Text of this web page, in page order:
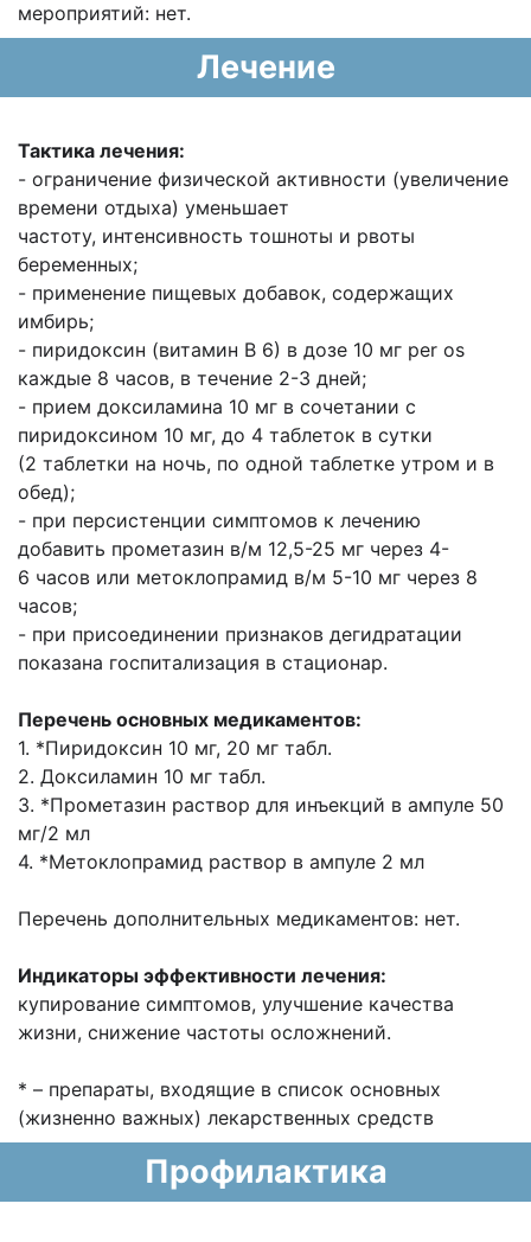
мероприятий: нет.
Лечение
Тактика лечения:
- ограничение физической активности (увеличение
времени отдыха) уменьшает
частоту, интенсивность тошноты и рвоты
беременных;
- применение пищевых добавок, содержащих
имбирь;
- пиридоксин (витамин В 6) в дозе 10 мг per os
каждые 8 часов, в течение 2-3 дней;
- прием доксиламина 10 мг в сочетании с
пиридоксином 10 мг, до 4 таблеток в сутки
(2 таблетки на ночь, по одной таблетке утром и в
обед);
- при персистенции симптомов к лечению
добавить прометазин в/м 12,5-25 мг через 4-
6 часов или метоклопрамид в/м 5-10 мг через 8
часов;
- при присоединении признаков дегидратации
показана госпитализация в стационар.
Перечень основных медикаментов:
1. *Пиридоксин 10 мг, 20 мг табл.
2. Доксиламин 10 мг табл.
3. *Прометазин раствор для инъекций в ампуле 50
мг/2 мл
4. *Метоклопрамид раствор в ампуле 2 мл
Перечень дополнительных медикаментов: нет.
Индикаторы эффективности лечения:
купирование симптомов, улучшение качества
жизни, снижение частоты осложнений.
* – препараты, входящие в список основных
(жизненно важных) лекарственных средств
Профилактика